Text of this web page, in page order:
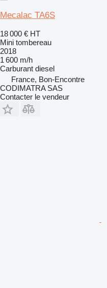
Mecalac TA6S
18 000 € HT
Mini tombereau
2018
1 600 m/h
Carburant diesel
France, Bon-Encontre
CODIMATRA SAS
Contacter le vendeur